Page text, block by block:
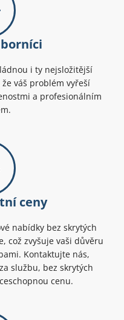
i ty nejsložitější
váš problém vyřeší
a profesionálním
ceny
nabídky bez skrytých
což zvyšuje vaši důvěru
Kontaktujte nás,
službu, bez skrytých
cenu.